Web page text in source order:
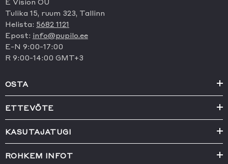
Tulika 15, ruum 323, Tallinn
Helista: 5682 1121
Epost: info@pupilo.ee
E-N 9:00-17:00
R 9:00-14:00 GMT+3
OSTA
ETTEVÕTE
KASUTAJATUGI
ROHKEM INFOT